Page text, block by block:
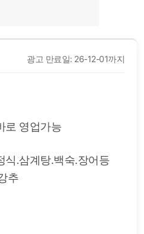
광고 만료일: 26-12-01까지
로 영업가능
식.삼계탕.백숙.장어등
추